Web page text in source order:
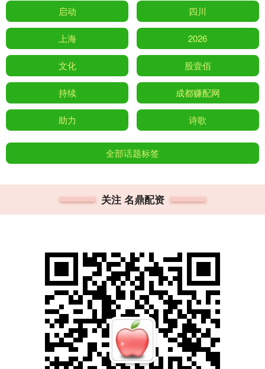
启动 四川
上海 2026
文化 股壹佰
持续 成都赚配网
助力 诗歌
全部话题标签
关注 名鼎配资